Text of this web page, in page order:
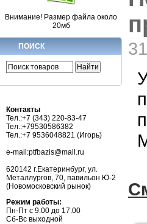
Внимание! Размер файла около
20мб
ПОИСК
Контакты
Тел.:+7 (343) 220-83-47
Тел.:+79530586382
Тел.:+7 9536048821 (Игорь)
e-mail:ptfbazis@mail.ru
620142 г.Екатеринбург, ул.
Металлургов, 70, павильон Ю-2
(Новомосковский рынок)
Режим работы:
Пн-Пт с 9.00 до 17.00
Сб-Вс выходной